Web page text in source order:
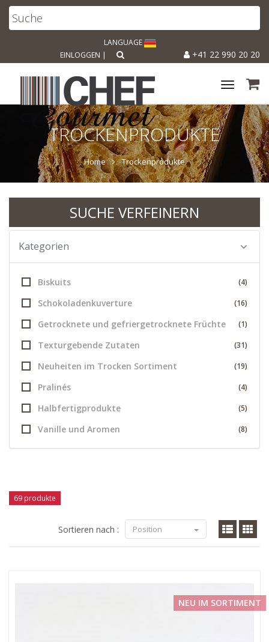
LANGUAGE
+41 22 990 20 20
EINLOGGEN |
Toggle
TROCKENPRODUKTE
Home Trockenprodukte
SUCHE VERFEINERN
Kategorien
Biskuits (4)
Schokoladenkuverture (16)
Getrocknete und gefriergetrocknete Früchte (1)
Texturgebende Zutaten (31)
Neuheiten im Trocken Sortiment (19)
Pralinés (4)
Halbfertigprodukte (5)
Vanille und Aromen (8)
69 produkte
Sortieren nach : Position
NEU IM SORTIMENT